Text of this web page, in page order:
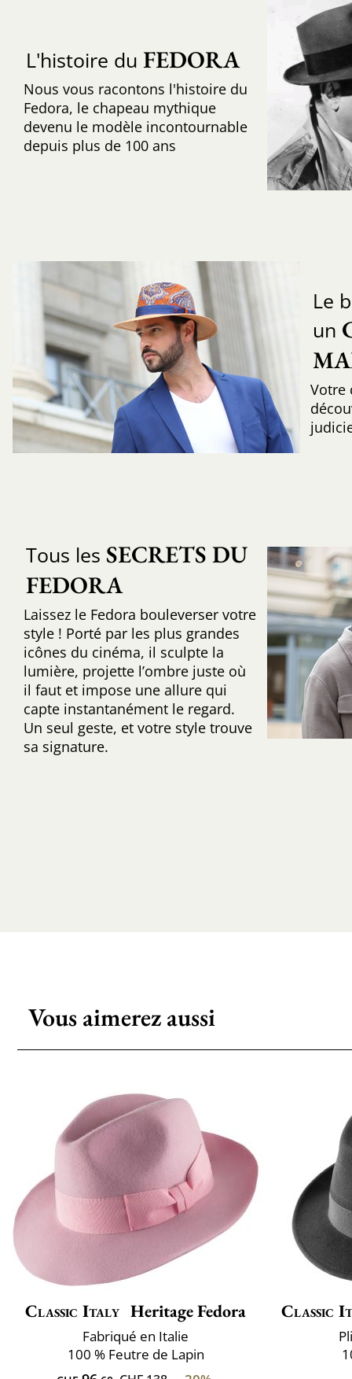
L'histoire du FEDORA
Nous vous racontons l'histoire du
Fedora, le chapeau mythique
devenu le modèle incontournable
depuis plus de 100 ans
Le
un
Votre
Tous les SECRETS DU
FEDORA
Laissez le Fedora bouleverser votre
style ! Porté par les plus grandes
icônes du cinéma, il sculpte la
lumière, projette l’ombre juste où
il faut et impose une allure qui
capte instantanément le regard.
Un seul geste, et votre style trouve
sa signature.
Vous aimerez aussi
Classic Italy Heritage Fedora
Fabriqué en Italie
100 % Feutre de Lapin
Classic